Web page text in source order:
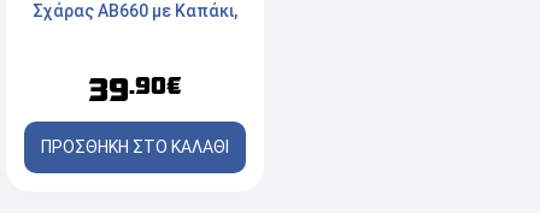
Σχάρας AB660 με Καπάκι,
39.90€
ΠΡΟΣΘΗΚΗ ΣΤΟ ΚΑΛΑΘΙ